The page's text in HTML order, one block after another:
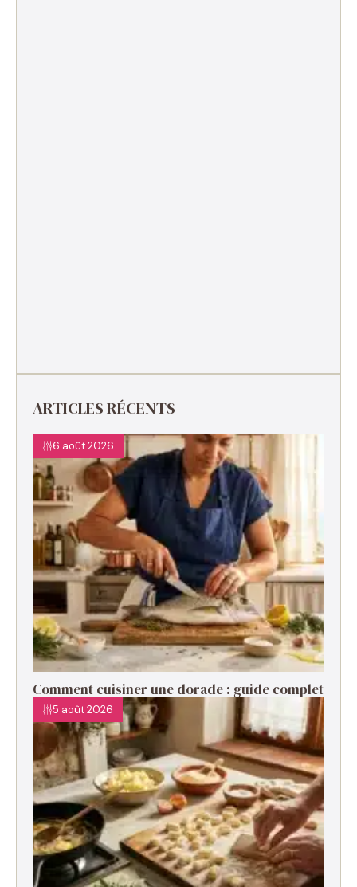
ARTICLES RÉCENTS
6 août 2026
Comment cuisiner une dorade : guide complet
5 août 2026